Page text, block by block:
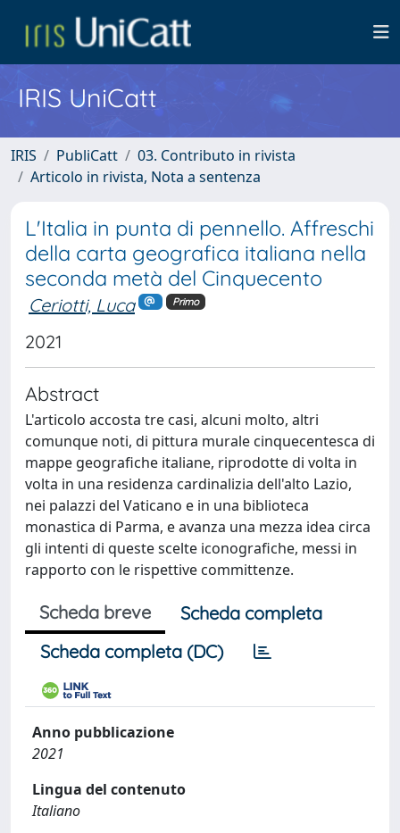
IRIS UniCatt
IRIS PubliCatt
03. Contributo in rivista
Articolo in rivista, Nota a sentenza
L'Italia in punta di pennello. Affreschi
della carta geografica italiana nella
seconda metà del Cinquecento
Ceriotti, Luca Primo
2021
Abstract
L'articolo accosta tre casi, alcuni molto, altri
comunque noti, di pittura murale cinquecentesca di
mappe geografiche italiane, riprodotte di volta in
volta in una residenza cardinalizia dell'alto Lazio,
nei palazzi del Vaticano e in una biblioteca
monastica di Parma, e avanza una mezza idea circa
gli intenti di queste scelte iconografiche, messi in
rapporto con le rispettive committenze.
Scheda breve
Scheda completa
Scheda completa (DC)
Anno pubblicazione
2021
Lingua del contenuto
Italiano